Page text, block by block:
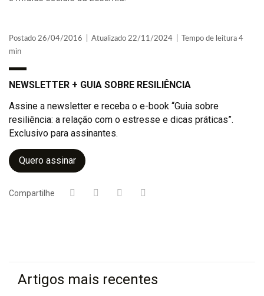
Postado 26/04/2016 | Atualizado 22/11/2024 | Tempo de leitura 4
min
NEWSLETTER + GUIA SOBRE RESILIÊNCIA
Assine a newsletter e receba o e-book “Guia sobre
resiliência: a relação com o estresse e dicas práticas”.
Exclusivo para assinantes.
Quero assinar
Compartilhe
Artigos mais recentes